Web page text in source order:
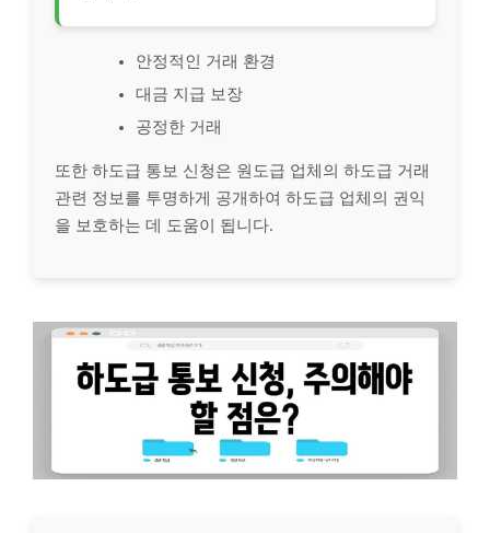
안정적인 거래 환경
대금 지급 보장
공정한 거래
또한 하도급 통보 신청은 원도급 업체의 하도급 거래
관련 정보를 투명하게 공개하여 하도급 업체의 권익
을 보호하는 데 도움이 됩니다.